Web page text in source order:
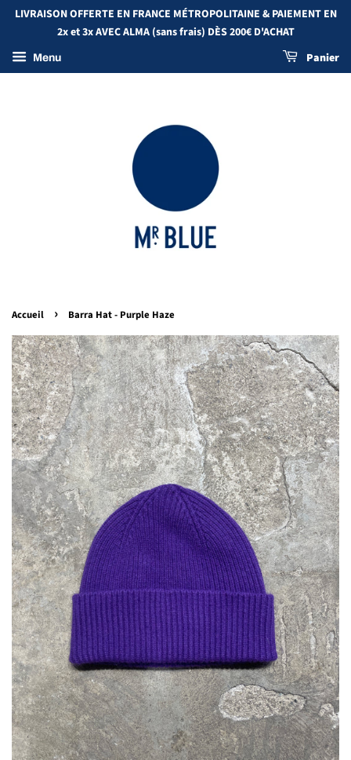
LIVRAISON OFFERTE EN FRANCE MÉTROPOLITAINE & PAIEMENT EN
2x et 3x AVEC ALMA (sans frais) DÈS 200€ D'ACHAT
Menu Panier
Accueil › Barra Hat - Purple Haze